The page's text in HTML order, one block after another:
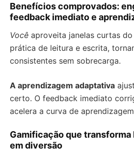
Benefícios comprovados:
feedback imediato e
Você aproveita janelas curtas
prática de leitura e escrita,
consistentes sem sobrecarga.
A aprendizagem adaptativa
certo. O feedback imediato
acelera a curva de
Gamificação que
em diversão